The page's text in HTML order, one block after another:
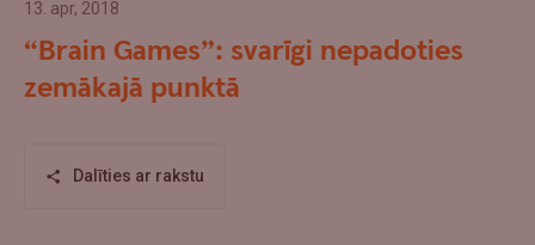
13. apr, 2018
“Brain Games”: svarīgi nepadoties
zemākajā punktā
Dalīties ar rakstu